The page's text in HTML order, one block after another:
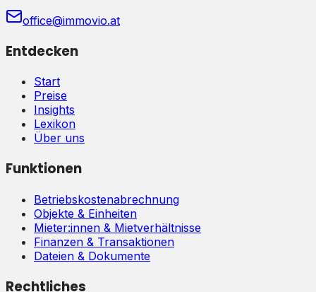
office@immovio.at
Entdecken
Start
Preise
Insights
Lexikon
Über uns
Funktionen
Betriebskostenabrechnung
Objekte & Einheiten
Mieter:innen & Mietverhältnisse
Finanzen & Transaktionen
Dateien & Dokumente
Rechtliches